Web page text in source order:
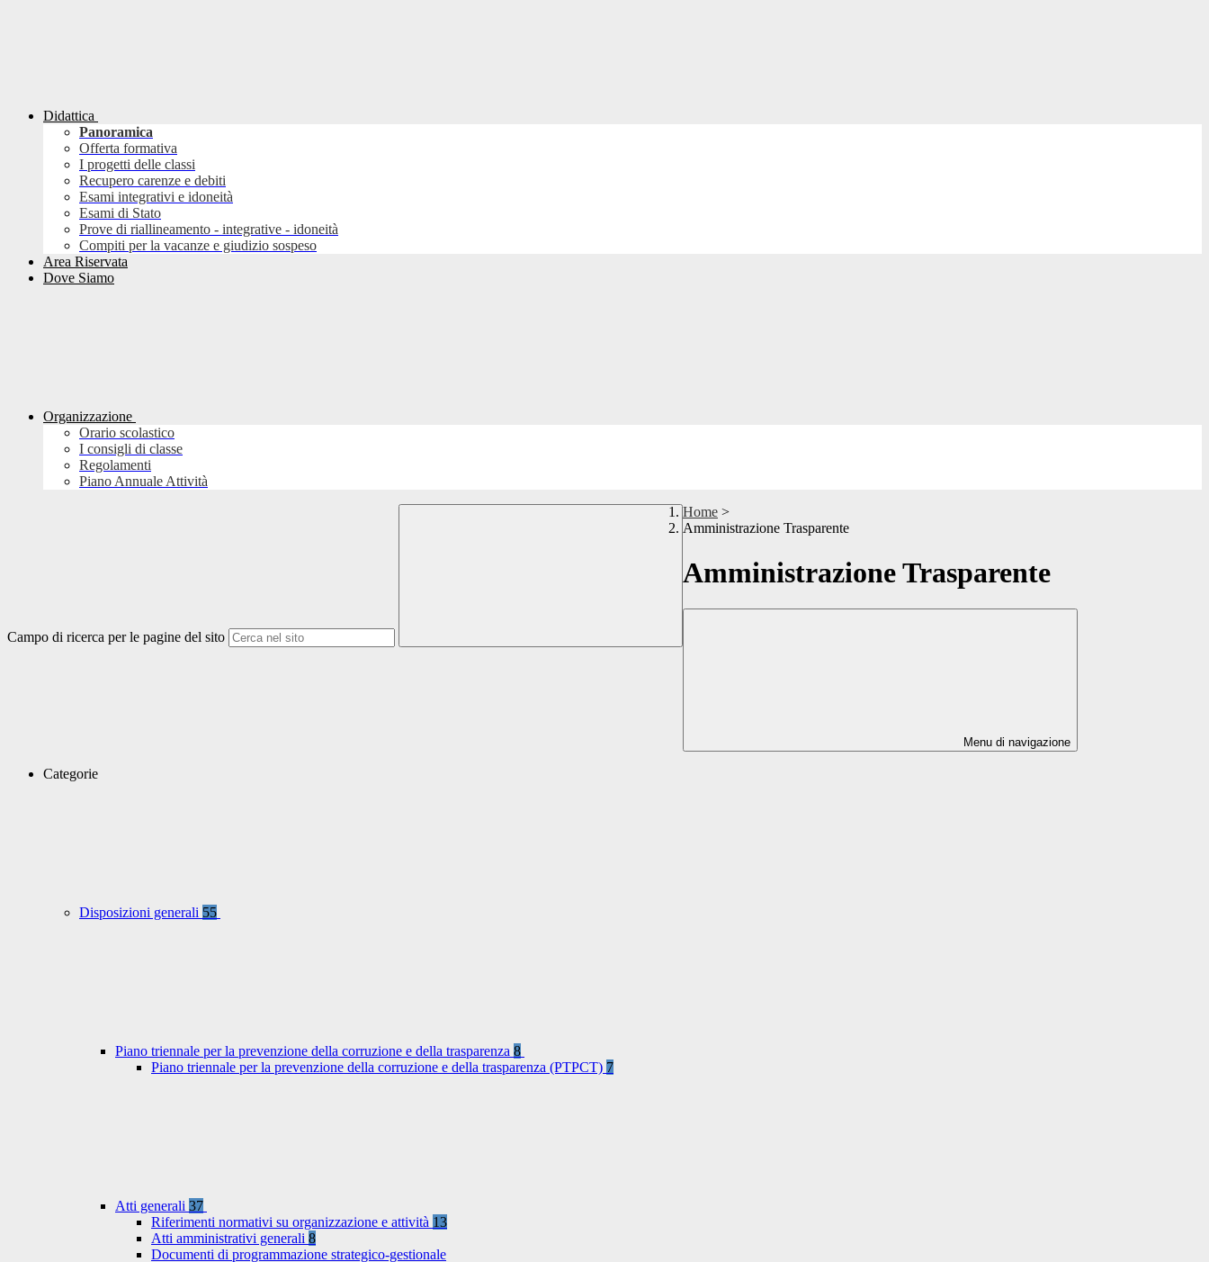
Didattica
Panoramica
Offerta formativa
I progetti delle classi
Recupero carenze e debiti
Esami integrativi e idoneità
Esami di Stato
Prove di riallineamento - integrative - idoneità
Compiti per la vacanze e giudizio sospeso
Area Riservata
Dove Siamo
Organizzazione
Orario scolastico
I consigli di classe
Regolamenti
Piano Annuale Attività
Campo di ricerca per le pagine del sito
Home >
Amministrazione Trasparente
Amministrazione Trasparente
Menu di navigazione
Categorie
Disposizioni generali 55
Piano triennale per la prevenzione della corruzione e della trasparenza 8
Piano triennale per la prevenzione della corruzione e della trasparenza (PTPCT) 7
Atti generali 37
Riferimenti normativi su organizzazione e attività 13
Atti amministrativi generali 8
Documenti di programmazione strategico-gestionale